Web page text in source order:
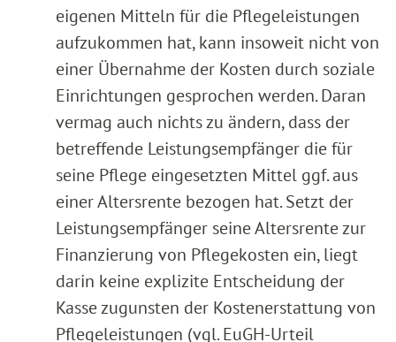
eigenen Mitteln für die Pflegeleistungen
aufzukommen hat, kann insoweit nicht von
einer Übernahme der Kosten durch soziale
Einrichtungen gesprochen werden. Daran
vermag auch nichts zu ändern, dass der
betreffende Leistungsempfänger die für
seine Pflege eingesetzten Mittel ggf. aus
einer Altersrente bezogen hat. Setzt der
Leistungsempfänger seine Altersrente zur
Finanzierung von Pflegekosten ein, liegt
darin keine explizite Entscheidung der
Kasse zugunsten der Kostenerstattung von
Pflegeleistungen (vgl. EuGH-Urteil